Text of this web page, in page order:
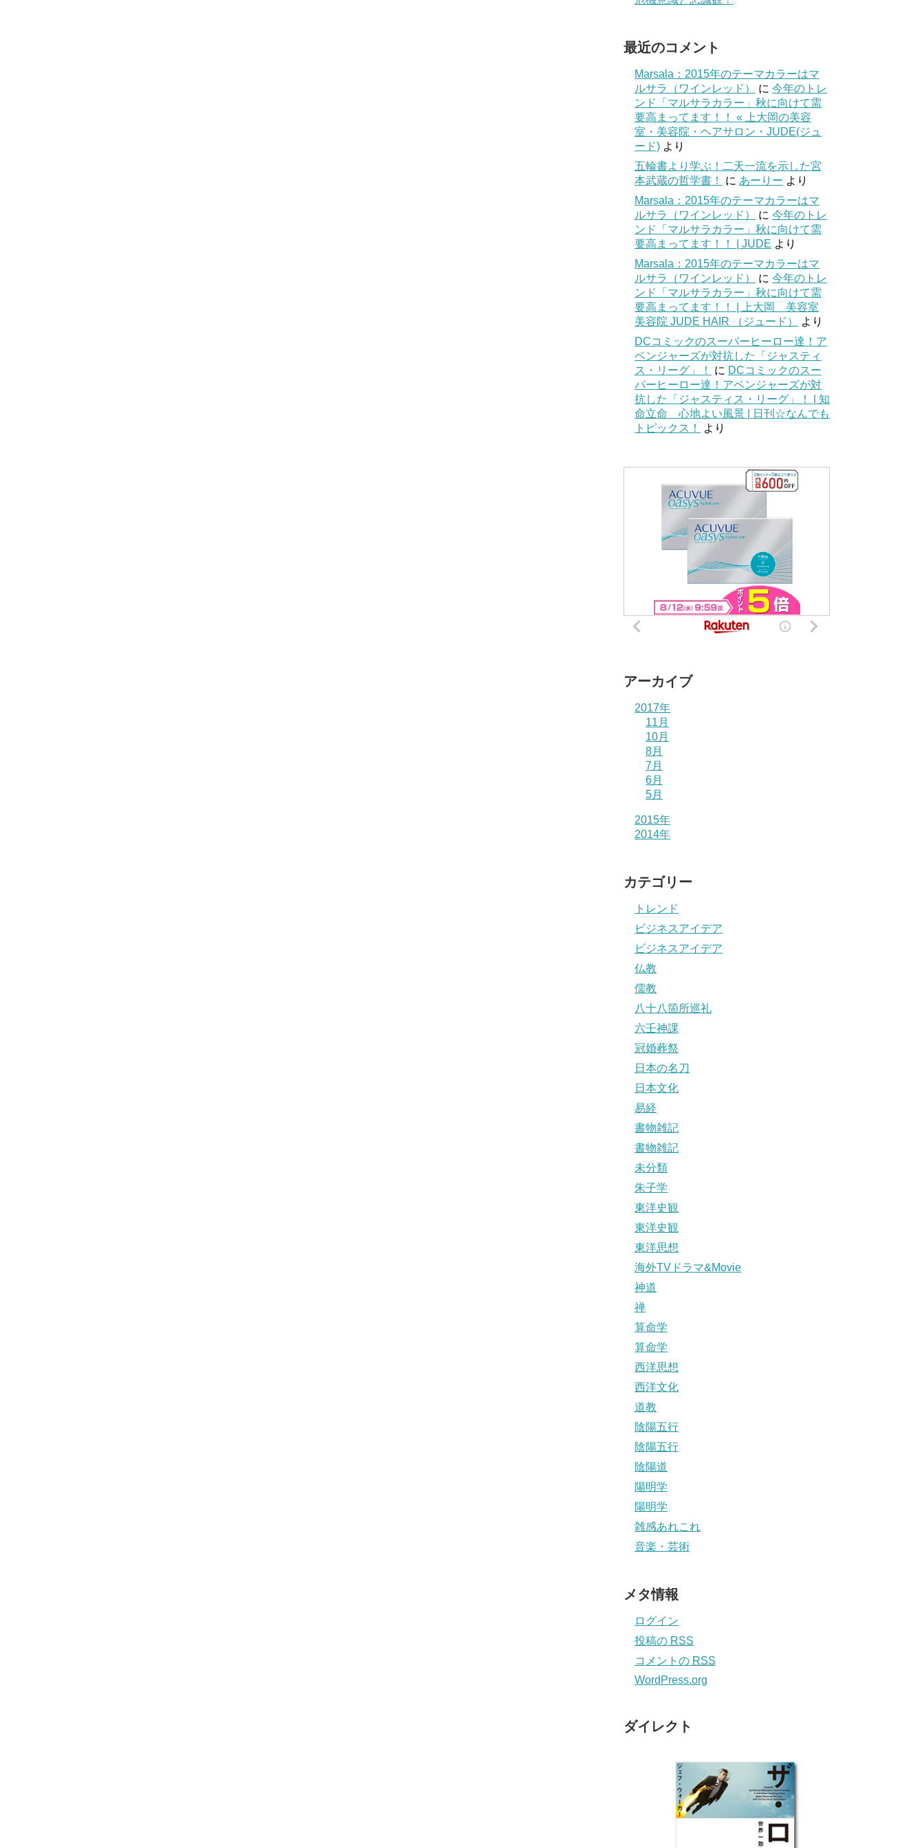
最近のコメント
Marsala：2015年のテーマカラーはマ
ルサラ（ワインレッド）
に 今年のトレ
ンド「マルサラカラー」秋に向けて需
要高まってます！！ « 上大岡の美容
室・美容院・ヘアサロン・JUDE(ジュ
ード) より
五輪書より学ぶ！二天一流を示した宮
本武蔵の哲学書！
に あーりー より
Marsala：2015年のテーマカラーはマ
ルサラ（ワインレッド）
に 今年のトレ
ンド「マルサラカラー」秋に向けて需
要高まってます！！ | JUDE より
Marsala：2015年のテーマカラーはマ
ルサラ（ワインレッド）
に 今年のトレ
ンド「マルサラカラー」秋に向けて需
要高まってます！！ | 上大岡 美容室
美容院 JUDE HAIR （ジュード）
より
DCコミックのスーパーヒーロー達！ア
ベンジャーズが対抗した「ジャスティ
ス・リーグ」！
に DCコミックのスー
パーヒーロー達！アベンジャーズが対
抗した「ジャスティス・リーグ」！ | 知
命立命 心地よい風景 | 日刊☆なんでも
トピックス！
より
アーカイブ
2017年
11月
10月
8月
7月
6月
5月
2015年
2014年
カテゴリー
トレンド
ビジネスアイデア
ビジネスアイデア
仏教
儒教
八十八箇所巡礼
六壬神課
冠婚葬祭
日本の名刀
日本文化
易経
書物雑記
書物雑記
未分類
朱子学
東洋史観
東洋史観
東洋思想
海外TVドラマ&Movie
神道
禅
算命学
算命学
西洋思想
西洋文化
道教
陰陽五行
陰陽五行
陰陽道
陽明学
陽明学
雑感あれこれ
音楽・芸術
メタ情報
ログイン
投稿の RSS
コメントの RSS
WordPress.org
ダイレクト